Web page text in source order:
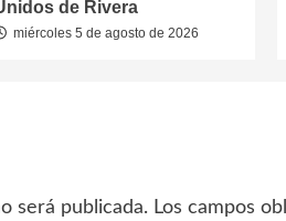
de Rivera
miércoles 5 de agosto de 2026
será publicada. Los campos